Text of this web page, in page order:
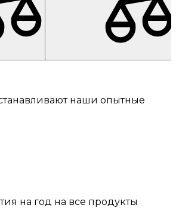
наши опытные
на год на все продукты